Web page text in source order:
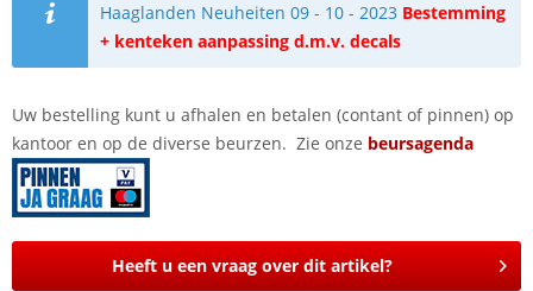
Haaglanden Neuheiten 09 - 10 - 2023 Bestemming
+ kenteken aanpassing d.m.v. decals
Uw bestelling kunt u afhalen en betalen (contant of pinnen) op
kantoor en op de diverse beurzen. Zie onze beursagenda
Heeft u een vraag over dit artikel?